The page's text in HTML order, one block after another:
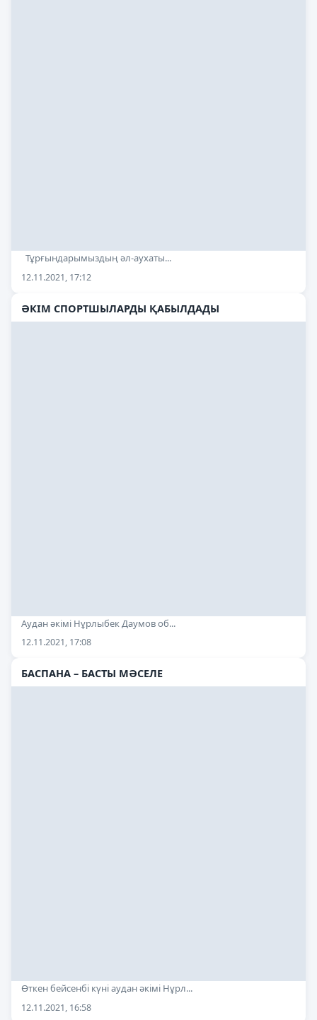
Тұрғындарымыздың әл-аухаты...
12.11.2021, 17:12
ӘКІМ СПОРТШЫЛАРДЫ ҚАБЫЛДАДЫ
Аудан әкімі Нұрлыбек Даумов об...
12.11.2021, 17:08
БАСПАНА – БАСТЫ МӘСЕЛЕ
Өткен бейсенбі күні аудан әкімі Нұрл...
12.11.2021, 16:58